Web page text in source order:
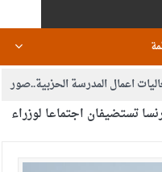
اعمال المدرسة الحزبية..صور
في الحقوق والقانون
تستضيفان اجتماعا لوزراء